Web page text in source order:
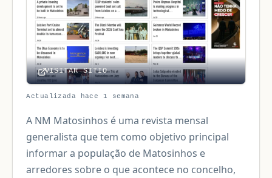
VISITAR SITIO
Actualizada hace 1 semana
A NM Matosinhos é uma revista mensal
generalista que tem como objetivo principal
informar a população de Matosinhos e
arredores sobre o que acontece no concelho,